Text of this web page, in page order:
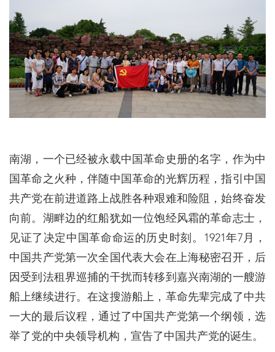
南湖，一个已经被永载中国革命史册的名字，作为中
国革命之火种，伴随中国革命的光辉历程，指引中国
共产党在前进道路上战胜各种艰难和险阻，始终奋发
向前。湖畔边的红船犹如一位饱经风霜的革命志士，
见证了决定中国革命命运的历史时刻。1921年7月，
中国共产党第一次全国代表大会在上海秘密召开，后
因受到法租界巡捕的干扰而转移到嘉兴南湖的一艘游
船上继续进行。在这搜游船上，革命先辈完成了中共
一大的最后议程，通过了中国共产党第一个纲领，选
举了党的中央领导机构，宣告了中国共产党的诞生。